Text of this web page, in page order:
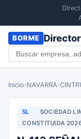
BORME
Inicio›NAVARRA›
SL SOCIEDAD
CONSTITUIDA